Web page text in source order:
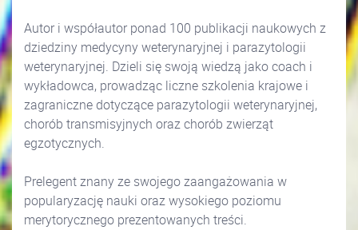
Autor i współautor ponad 100 publikacji naukowych z
dziedziny medycyny weterynaryjnej i parazytologii
weterynaryjnej. Dzieli się swoją wiedzą jako coach i
wykładowca, prowadząc liczne szkolenia krajowe i
zagraniczne dotyczące parazytologii weterynaryjnej,
chorób transmisyjnych oraz chorób zwierząt
egzotycznych.
Prelegent znany ze swojego zaangażowania w
popularyzację nauki oraz wysokiego poziomu
merytorycznego prezentowanych treści.